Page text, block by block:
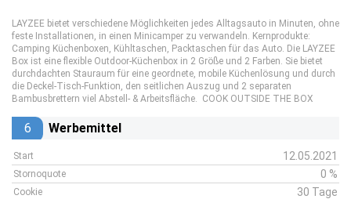
LAYZEE bietet verschiedene Möglichkeiten jedes Alltagsauto in Minuten, ohne
feste Installationen, in einen Minicamper zu verwandeln. Kernprodukte:
Camping Küchenboxen, Kühltaschen, Packtaschen für das Auto. Die LAYZEE
Box ist eine flexible Outdoor-Küchenbox in 2 Größe und 2 Farben. Sie bietet
durchdachten Stauraum für eine geordnete, mobile Küchenlösung und durch
die Deckel-Tisch-Funktion, den seitlichen Auszug und 2 separaten
Bambusbrettern viel Abstell- & Arbeitsfläche. COOK OUTSIDE THE BOX
6 Werbemittel
Start 12.05.2021
Stornoquote 0 %
Cookie 30 Tage